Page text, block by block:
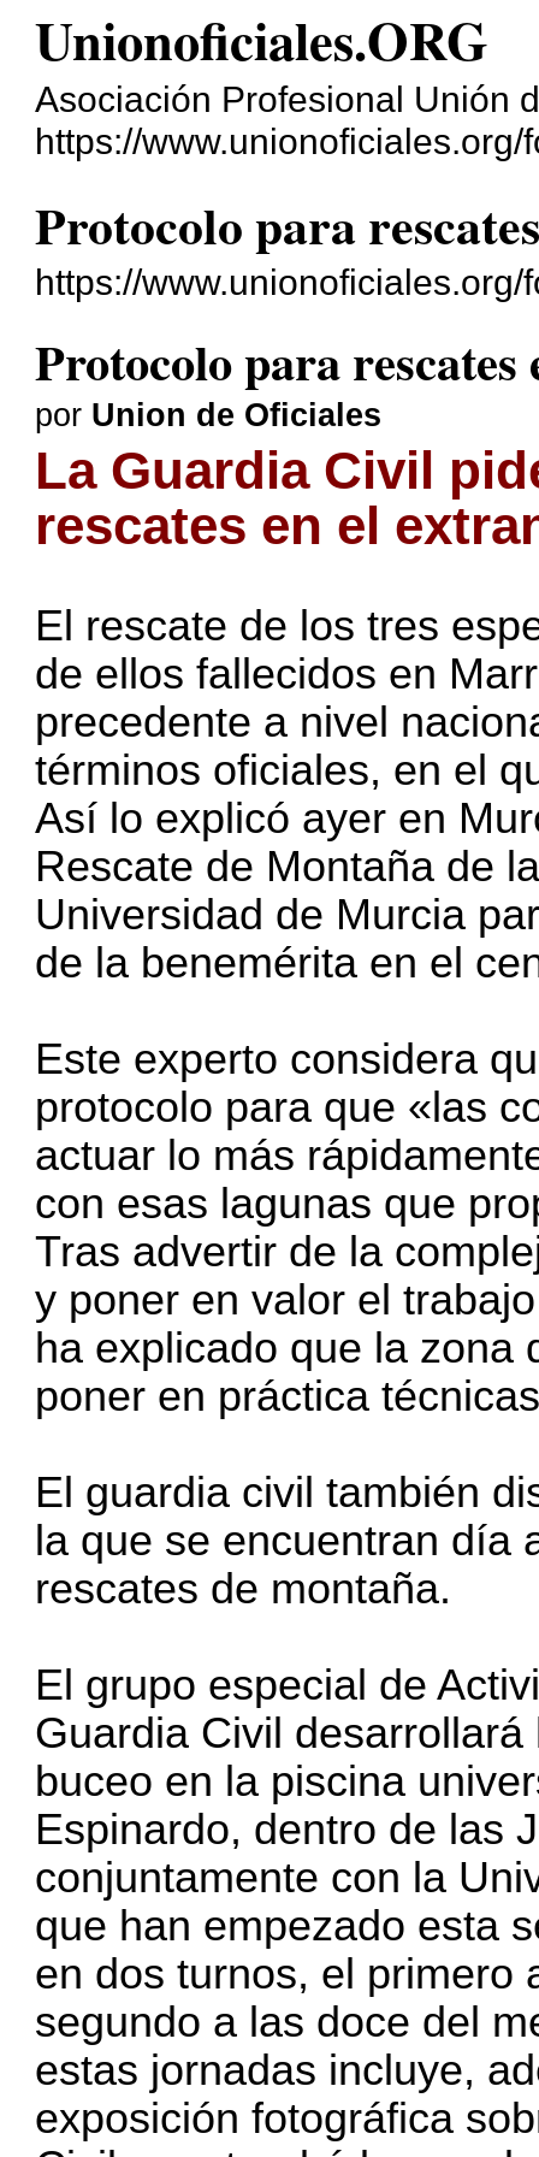
Unionoficiales.ORG
Asociación Profesional Unión
https://www.unionoficiales.org/
Protocolo para
https://
Protocolo para
por Union de Oficiales
La Guardia Civil
rescates en el
El rescate de los tres
de ellos fallecidos en
precedente a nivel
términos oficiales, en el
Así lo explicó ayer en
Rescate de Montaña de
Universidad de Murcia
de la benemérita en el
Este experto considera
protocolo para que «las
actuar lo más
con esas lagunas que
Tras advertir de la
y poner en valor el
ha explicado que la zona
poner en práctica
El guardia civil también
la que se encuentran día
rescates de montaña.
El grupo especial de
Guardia Civil
buceo en la piscina
Espinardo, dentro de las
conjuntamente con la
que han empezado esta
en dos turnos, el primero
segundo a las doce del
estas jornadas incluye,
exposición fotográfica